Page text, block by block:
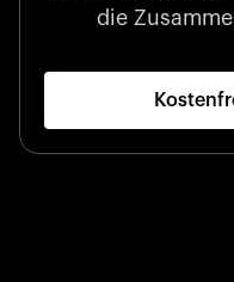
Startup 10M+
Klarx revolutioniert die
die